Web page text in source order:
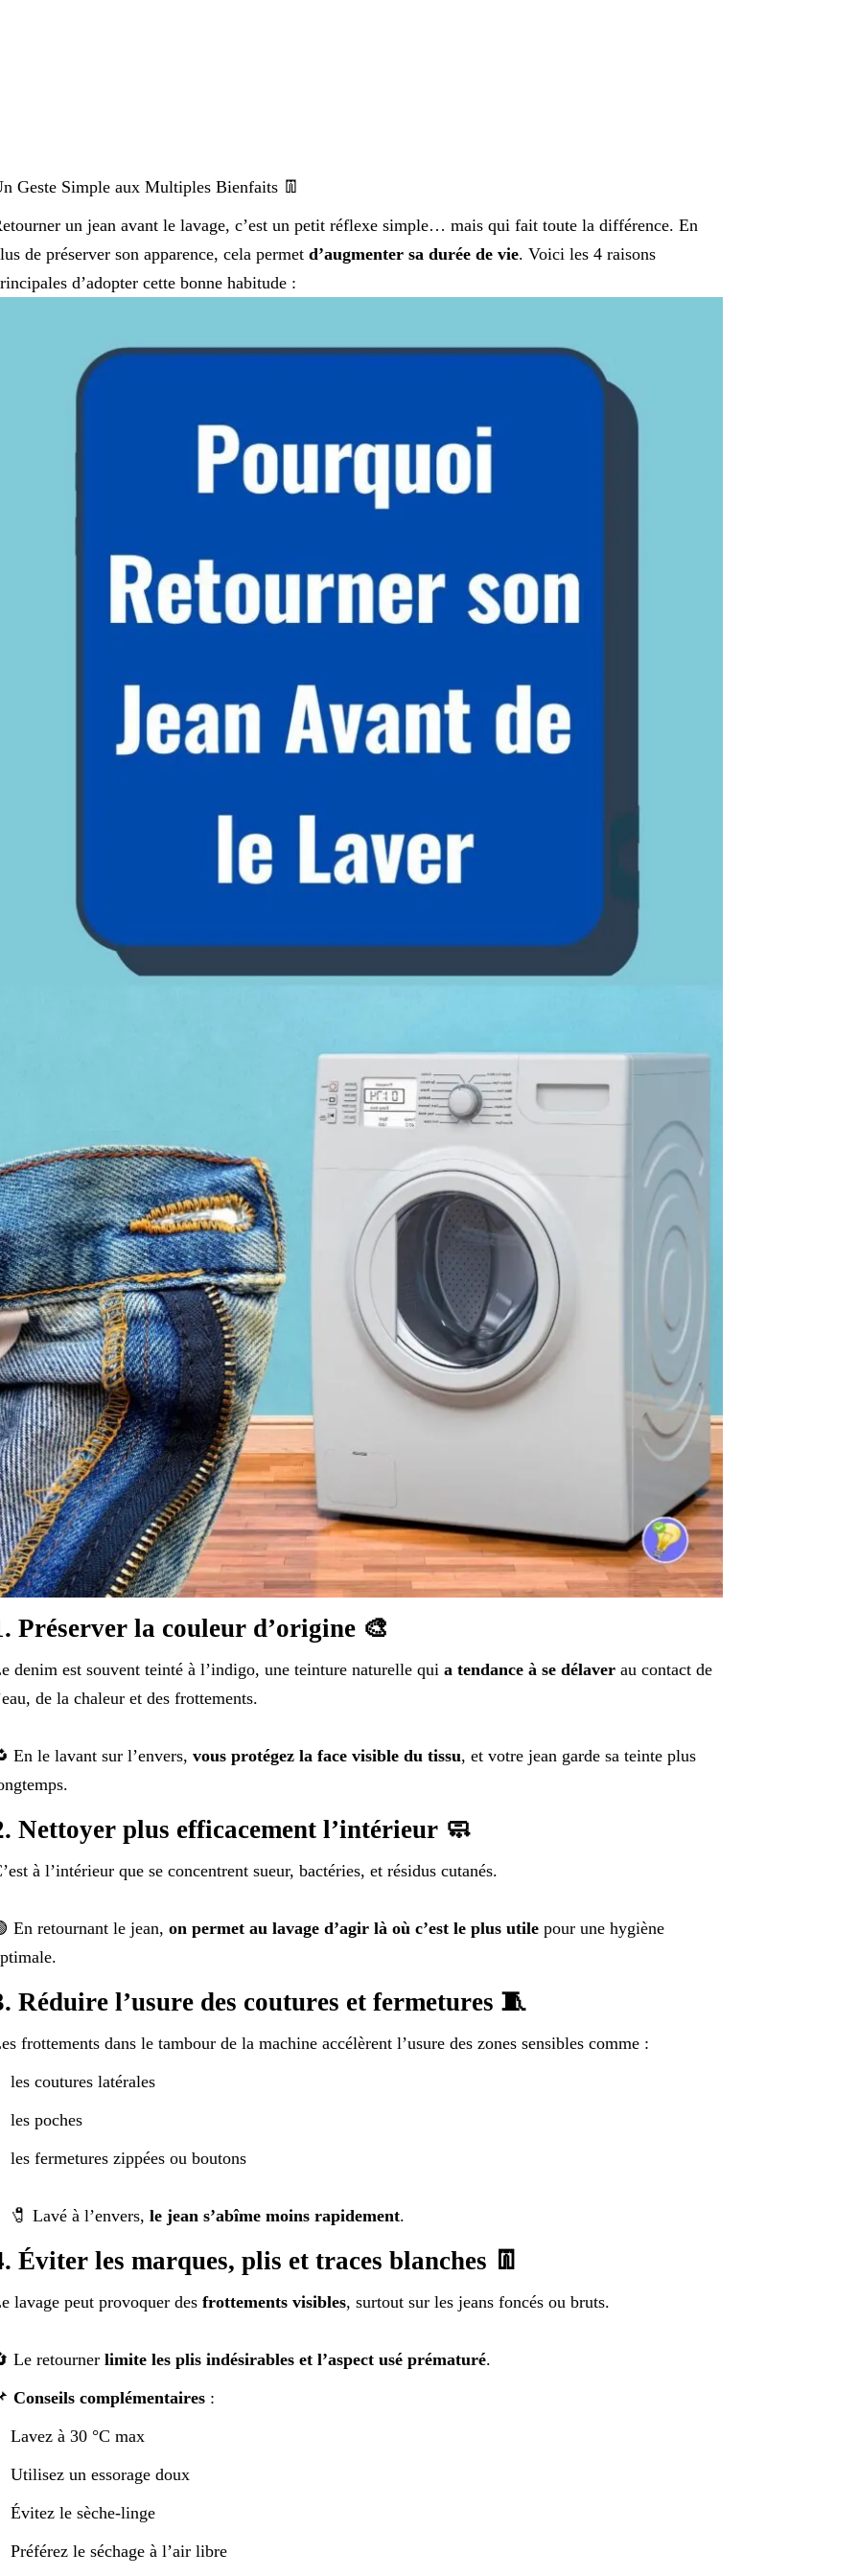
Geste Simple aux Multiples Bienfaits 👖
un jean avant le lavage, c’est un petit réflexe simple… mais qui fait toute la différence. En
de préserver son apparence, cela permet d’augmenter sa durée de vie. Voici les 4 raisons
d’adopter cette bonne habitude :
Préserver la couleur d’origine 🎨
denim est souvent teinté à l’indigo, une teinture naturelle qui a tendance à se délaverau contact de
de la chaleur et des frottements.
En le lavant sur l’envers, vous protégez la face visible du tissu, et votre jean garde sa teinte plus
Nettoyer plus efficacement l’intérieur 🧼
à l’intérieur que se concentrent sueur, bactéries, et résidus cutanés.
En retournant le jean, on permet au lavage d’agir là où c’est le plus utilepour une hygiène
Réduire l’usure des coutures et fermetures 🧵
frottements dans le tambour de la machine accélèrent l’usure des zones sensibles comme :
les coutures latérales
les poches
les fermetures zippées ou boutons
🧷 Lavé à l’envers, le jean s’abîme moins rapidement.
Éviter les marques, plis et traces blanches 👖
lavage peut provoquer des frottements visibles, surtout sur les jeans foncés ou bruts.
Le retourner limite les plis indésirables et l’aspect usé prématuré.
Conseils complémentaires:
Lavez à 30 °C max
Utilisez un essorage doux
Évitez le sèche-linge
Préférez le séchage à l’air libre